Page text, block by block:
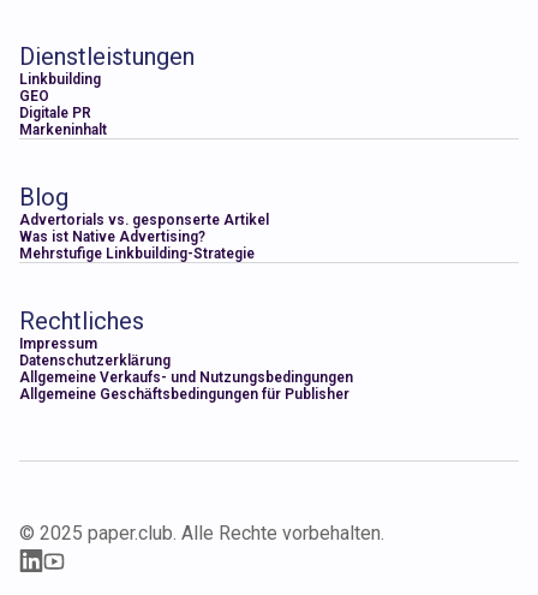
Dienstleistungen
Linkbuilding
GEO
Digitale PR
Markeninhalt
Blog
Advertorials vs. gesponserte Artikel
Was ist Native Advertising?
Mehrstufige Linkbuilding-Strategie
Rechtliches
Impressum
Datenschutzerklärung
Allgemeine Verkaufs- und Nutzungsbedingungen
Allgemeine Geschäftsbedingungen für Publisher
© 2025 paper.club. Alle Rechte vorbehalten.